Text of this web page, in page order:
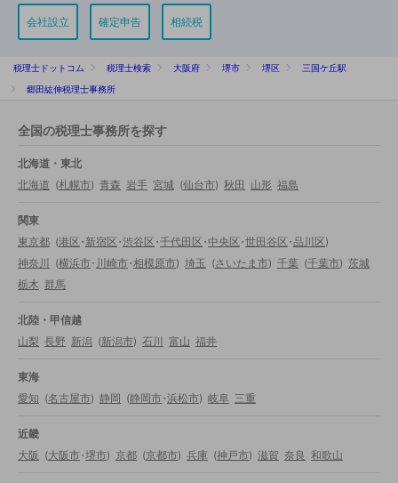
会社設立 確定申告 相続税
税理士ドットコム 税理士検索 大阪府 堺市 堺区
三国ケ丘駅
郷田紘伸税理士事務所
全国の税理士事務所を探す
北海道・東北
北海道 (札幌市) 青森 岩手 宮城 (仙台市) 秋田 山形 福島
関東
東京都 (港区・新宿区・渋谷区・千代田区・中央区・世田谷区・品川区)
神奈川
(横浜市・川崎市・相模原市) 埼玉 (さいたま市) 千葉 (千葉市) 茨城
栃木 群馬
北陸・甲信越
山梨 長野 新潟 (新潟市) 石川 富山 福井
東海
愛知 (名古屋市) 静岡 (静岡市・浜松市) 岐阜 三重
近畿
大阪 (大阪市・堺市) 京都 (京都市) 兵庫 (神戸市) 滋賀 奈良 和歌山